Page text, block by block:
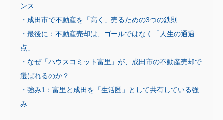
ンス
・成田市で不動産を「高く」売るための3つの鉄則
・最後に：不動産売却は、ゴールではなく「人生の通過
点」
・なぜ「ハウスコミット富里」が、成田市の不動産売却で
選ばれるのか？
・強み1：富里と成田を「生活圏」として共有している強
み